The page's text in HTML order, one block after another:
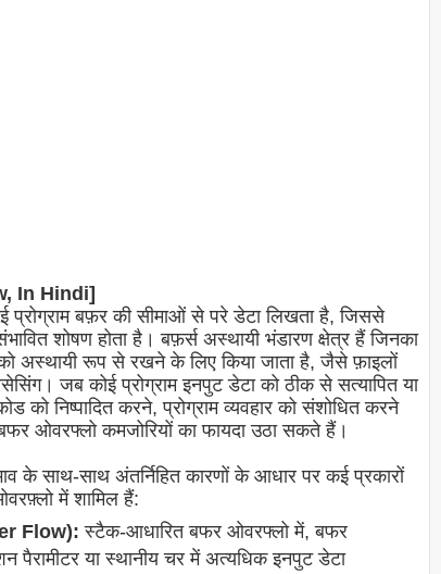
In Hindi]
प्रोग्राम बफ़र की सीमाओं से परे डेटा लिखता है, जिससे
शोषण होता है। बफ़र्स अस्थायी भंडारण क्षेत्र हैं जिनका
को अस्थायी रूप से रखने के लिए किया जाता है, जैसे फ़ाइलों
जब कोई प्रोग्राम इनपुट डेटा को ठीक से सत्यापित या
को निष्पादित करने, प्रोग्राम व्यवहार को संशोधित करने
ओवरफ्लो कमजोरियों का फायदा उठा सकते हैं।
के साथ-साथ अंतर्निहित कारणों के आधार पर कई प्रकारों
में शामिल हैं:
Flow): स्टैक-आधारित बफर ओवरफ्लो में, बफर
पैरामीटर या स्थानीय चर में अत्यधिक इनपुट डेटा